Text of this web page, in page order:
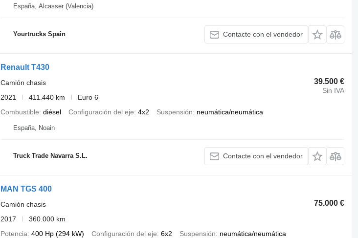
España, Alcasser (Valencia)
Yourtrucks Spain Contacte con el vendedor
Renault T430
39.500 €
Sin IVA
Camión chasis
2021
411.440 km
Euro 6
Combustible diésel Configuración del eje 4x2 Suspensión neumática/neumática
España, Noain
Truck Trade Navarra S.L. Contacte con el vendedor
MAN TGS 400
75.000 €
Camión chasis
2017
360.000 km
Potencia 400 Hp (294 kW) Configuración del eje 6x2 Suspensión neumática/neumática